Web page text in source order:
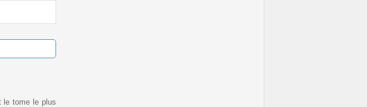
le tome le plus